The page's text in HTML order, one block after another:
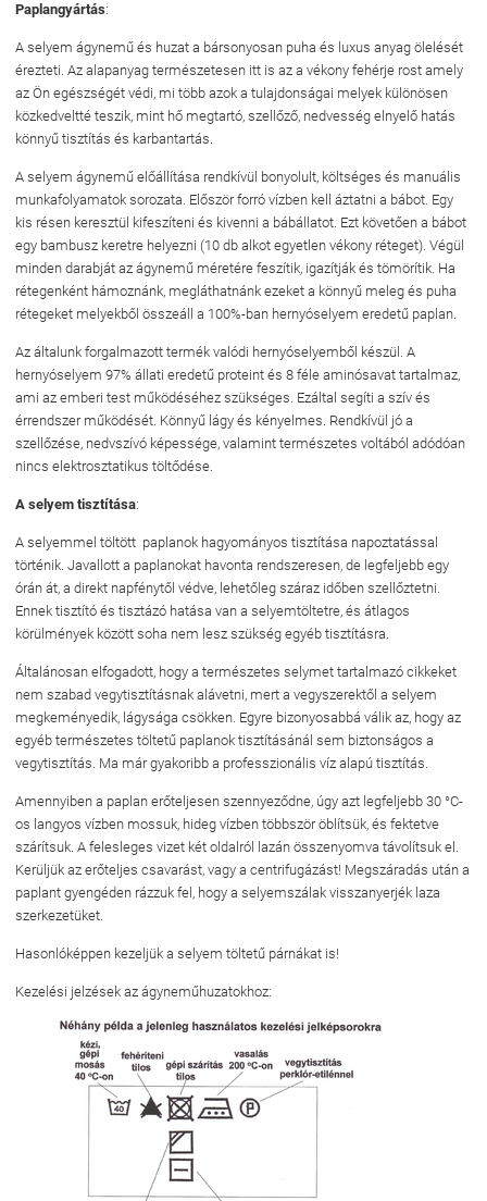
Paplangyártás:
A selyem ágynemű és huzat a bársonyosan puha és luxus anyag ölelését
érezteti. Az alapanyag természetesen itt is az a vékony fehérje rost amely
az Ön egészségét védi, mi több azok a tulajdonságai melyek különösen
közkedveltté teszik, mint hő megtartó, szellőző, nedvesség elnyelő hatás
könnyű tisztítás és karbantartás.
A selyem ágynemű előállítása rendkívül bonyolult, költséges és manuális
munkafolyamatok sorozata. Először forró vízben kell áztatni a bábot. Egy
kis résen keresztül kifeszíteni és kivenni a bábállatot. Ezt követően a bábot
egy bambusz keretre helyezni (10 db alkot egyetlen vékony réteget). Végül
minden darabját az ágynemű méretére feszítik, igazítják és tömörítik. Ha
rétegenként hámoznánk, megláthatnánk ezeket a könnyű meleg és puha
rétegeket melyekből összeáll a 100%-ban hernyóselyem eredetű paplan.
Az általunk forgalmazott termék valódi hernyóselyemből készül. A
hernyóselyem 97% állati eredetű proteint és 8 féle aminósavat tartalmaz,
ami az emberi test működéséhez szükséges. Ezáltal segíti a szív és
érrendszer működését. Könnyű lágy és kényelmes. Rendkívül jó a
szellőzése, nedvszívó képessége, valamint természetes voltából adódóan
nincs elektrosztatikus töltődése.
A selyem tisztítása:
A selyemmel töltött paplanok hagyományos tisztítása napoztatással
történik. Javallott a paplanokat havonta rendszeresen, de legfeljebb egy
órán át, a direkt napfénytől védve, lehetőleg száraz időben szellőztetni.
Ennek tisztító és tisztázó hatása van a selyemtöltetre, és átlagos
körülmények között soha nem lesz szükség egyéb tisztításra.
Általánosan elfogadott, hogy a természetes selymet tartalmazó cikkeket
nem szabad vegytisztításnak alávetni, mert a vegyszerektől a selyem
megkeményedik, lágysága csökken. Egyre bizonyosabbá válik az, hogy az
egyéb természetes töltetű paplanok tisztításánál sem biztonságos a
vegytisztítás. Ma már gyakoribb a professzionális víz alapú tisztítás.
Amennyiben a paplan erőteljesen szennyeződne, úgy azt legfeljebb 30 °C-
os langyos vízben mossuk, hideg vízben többször öblítsük, és fektetve
szárítsuk. A felesleges vizet két oldalról lazán összenyomva távolítsuk el.
Kerüljük az erőteljes csavarást, vagy a centrifugázást! Megszáradás után a
paplant gyengéden rázzuk fel, hogy a selyemszálak visszanyerjék laza
szerkezetüket.
Hasonlóképpen kezeljük a selyem töltetű párnákat is!
Kezelési jelzések az ágyneműhuzatokhoz: